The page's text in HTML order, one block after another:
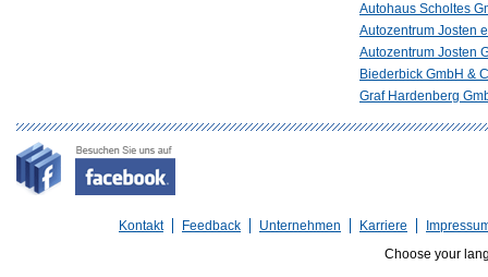
Autohaus Scholtes
Autozentrum Josten
Autozentrum Josten
Biederbick GmbH &
Graf Hardenberg
Kontakt Feedback Unternehmen Karriere
Choose your